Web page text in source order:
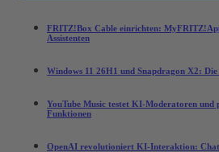
FRITZ!Box Cable einrichten:
Assistenten
Windows 11 26H1 und Snapdragon X2:
YouTube Music testet KI-Moderatoren und
Funktionen
OpenAI revolutioniert KI-Interaktion: